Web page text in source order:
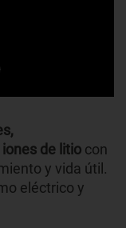
de litio con
y vida útil.
eléctrico y